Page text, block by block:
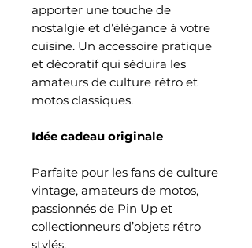
apporter une touche de
nostalgie et d’élégance à votre
cuisine. Un accessoire pratique
et décoratif qui séduira les
amateurs de culture rétro et
motos classiques.
Idée cadeau originale
Parfaite pour les fans de culture
vintage, amateurs de motos,
passionnés de Pin Up et
collectionneurs d’objets rétro
stylés.